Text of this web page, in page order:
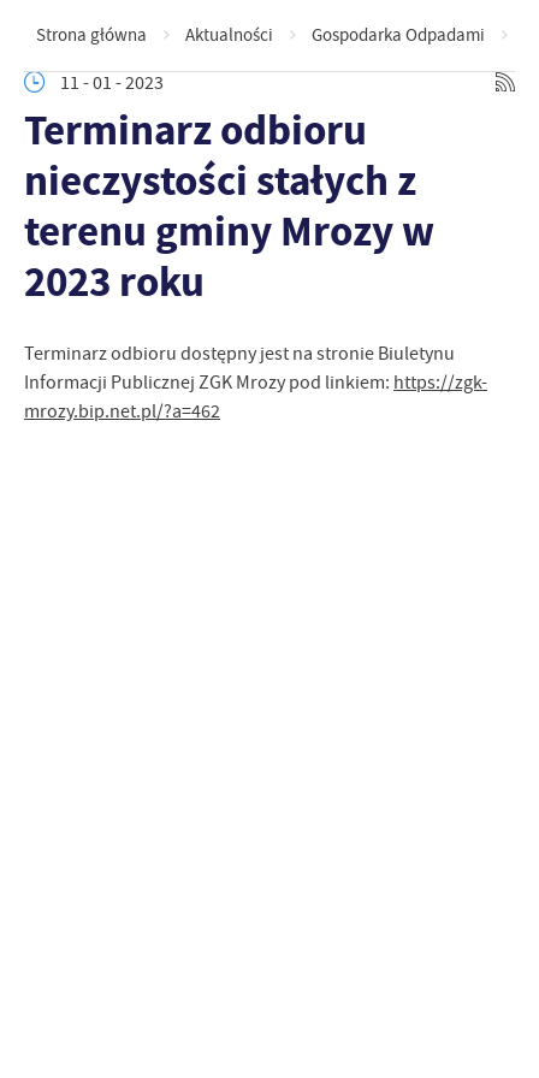
Strona główna Aktualności Gospodarka Odpadami
11 - 01 - 2023
Terminarz odbioru
nieczystości stałych z
terenu gminy Mrozy w
2023 roku
Terminarz odbioru dostępny jest na stronie Biuletynu
Informacji Publicznej ZGK Mrozy pod linkiem: https://zgk-
mrozy.bip.net.pl/?a=462